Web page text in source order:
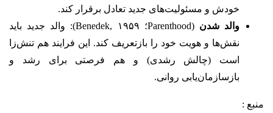
خودش و مسئولیت‌های جدید تعادل برقرار کند.
والد شدن
(Parenthood؛ Benedek, ۱۹۵۹): والد جدید باید
نقش‌ها و هویت خود را بازتعریف کند. این فرایند هم تنش‌زا
است (چالش رشدی) و هم فرصتی برای رشد و
بازسازمان‌یابی روانی.
منبع :